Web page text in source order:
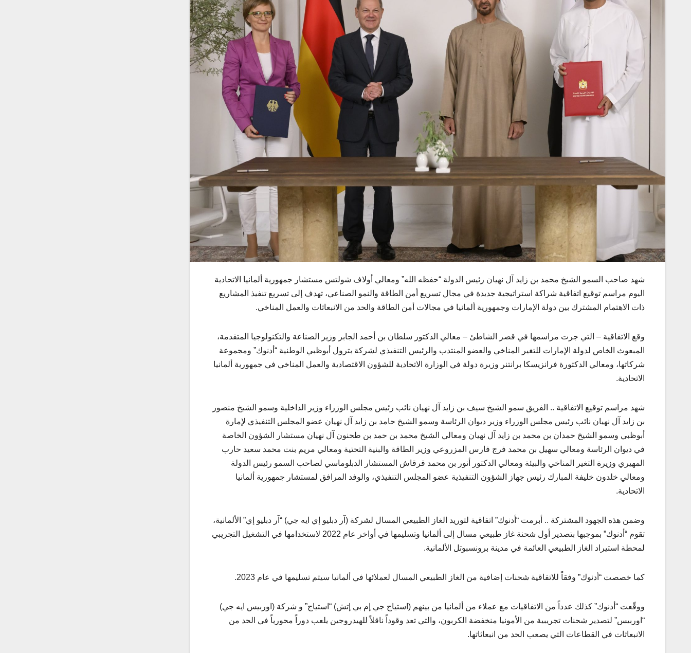
شهد صاحب السمو الشيخ محمد بن زايد آل نهيان رئيس الدولة “حفظه الله” ومعالي أولاف شولتس مستشار جمهورية ألمانيا الاتحادية
اليوم مراسم توقيع اتفاقية شراكة استراتيجية جديدة في مجال تسريع أمن الطاقة والنمو الصناعي، تهدف إلى تسريع تنفيذ المشاريع
ذات الاهتمام المشترك بين دولة الإمارات وجمهورية ألمانيا في مجالات أمن الطاقة والحد من الانبعاثات والعمل المناخي.
وقع الاتفاقية – التي جرت مراسمها في قصر الشاطئ – معالي الدكتور سلطان بن أحمد الجابر وزير الصناعة والتكنولوجيا المتقدمة،
المبعوث الخاص لدولة الإمارات للتغير المناخي والعضو المنتدب والرئيس التنفيذي لشركة بترول أبوظبي الوطنية “أدنوك” ومجموعة
شركاتها، ومعالي الدكتورة فرانزيسكا برانتنر وزيرة دولة في الوزارة الاتحادية للشؤون الاقتصادية والعمل المناخي في جمهورية ألمانيا
الاتحادية.
شهد مراسم توقيع الاتفاقية .. الفريق سمو الشيخ سيف بن زايد آل نهيان نائب رئيس مجلس الوزراء وزير الداخلية وسمو الشيخ منصور
بن زايد آل نهيان نائب رئيس مجلس الوزراء وزير ديوان الرئاسة وسمو الشيخ حامد بن زايد آل نهيان عضو المجلس التنفيذي لإمارة
أبوظبي وسمو الشيخ حمدان بن محمد بن زايد آل نهيان ومعالي الشيخ محمد بن حمد بن طحنون آل نهيان مستشار الشؤون الخاصة
في ديوان الرئاسة ومعالي سهيل بن محمد فرج فارس المزروعي وزير الطاقة والبنية التحتية ومعالي مريم بنت محمد سعيد حارب
المهيري وزيرة التغير المناخي والبيئة ومعالي الدكتور أنور بن محمد قرقاش المستشار الدبلوماسي لصاحب السمو رئيس الدولة
ومعالي خلدون خليفة المبارك رئيس جهاز الشؤون التنفيذية عضو المجلس التنفيذي، والوفد المرافق لمستشار جمهورية ألمانيا
الاتحادية.
وضمن هذه الجهود المشتركة .. أبرمت “أدنوك” اتفاقية لتوريد الغاز الطبيعي المسال لشركة (آر دبليو إي ايه جي) “آر دبليو إي” الألمانية،
تقوم “أدنوك” بموجبها بتصدير أول شحنة غاز طبيعي مسال إلى ألمانيا وتسليمها في أواخر عام 2022 لاستخدامها في التشغيل التجريبي
لمحطة استيراد الغاز الطبيعي العائمة في مدينة برونسبوتل الألمانية.
كما خصصت “أدنوك” وفقاً للاتفاقية شحنات إضافية من الغاز الطبيعي المسال لعملائها في ألمانيا سيتم تسليمها في عام 2023.
ووقّعت “أدنوك” كذلك عدداً من الاتفاقيات مع عملاء من ألمانيا من بينهم (استياج جي إم بي إتش) “استياج” و شركة (اوربيس ايه جي)
“اوربيس” لتصدير شحنات تجريبية من الأمونيا منخفضة الكربون، والتي تعد وقوداً ناقلاً للهيدروجين يلعب دوراً محورياً في الحد من
الانبعاثات في القطاعات التي يصعب الحد من انبعاثاتها.